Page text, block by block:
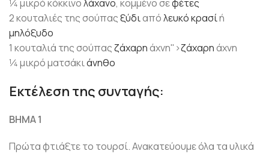
1⁄4 μικρό κόκκινολάχανο, κομμένο σεφέτες
2 κουταλιές της σούπαςξύδιαπόλευκό κρασίή
μηλόξυδο
1 κουταλιά της σούπαςζάχαρηάχνη">ζάχαρηάχνη
1⁄4 μικρό ματσάκιάνηθο
Εκτέλεση της συνταγής:
ΒΗΜΑ 1
Πρώτα φτιάξτε το τουρσί. Ανακατεύουμε όλα τα υλικά